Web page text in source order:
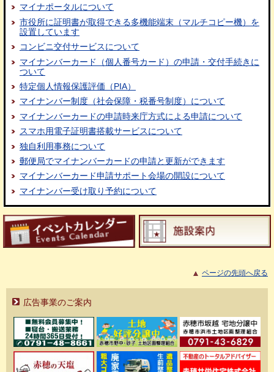
マイナポータルについて
市役所に証明書が取得できる多機能端末（マルチコピー機）を
設置しています
コンビニ交付サービスについて
マイナンバーカード（個人番号カード）の申請・交付手続きに
ついて
特定個人情報保護評価（PIA）
マイナンバー制度（社会保障・税番号制度）について
マイナンバーカードの申請時来庁方式による申請について
スマホ用電子証明書搭載サービスについて
独自利用事務について
郵便局でマイナンバーカードの申請と更新ができます
マイナンバーカード申請サポート会場の開設について
マイナンバー受け取り予約について
ページの先頭へ戻る
広告事業のご案内